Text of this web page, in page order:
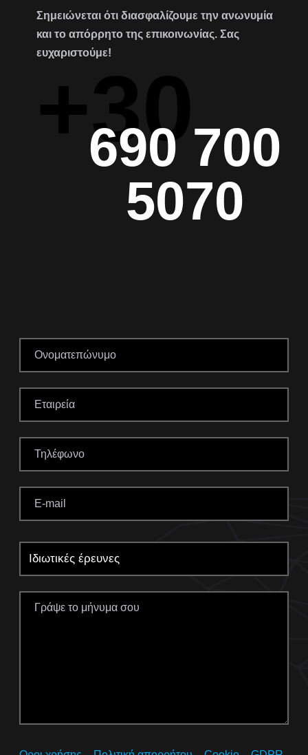
Σημειώνεται ότι διασφαλίζουμε την ανωνυμία
και το απόρρητο της επικοινωνίας. Σας
ευχαριστούμε!
+30
690 700
5070